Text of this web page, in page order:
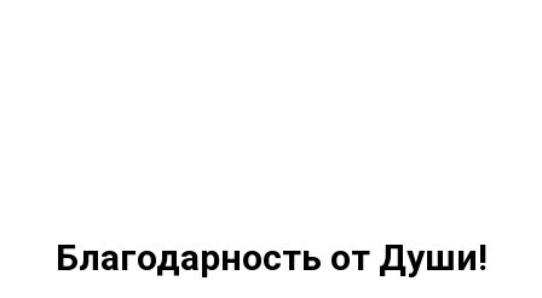
Благодарность от Души!